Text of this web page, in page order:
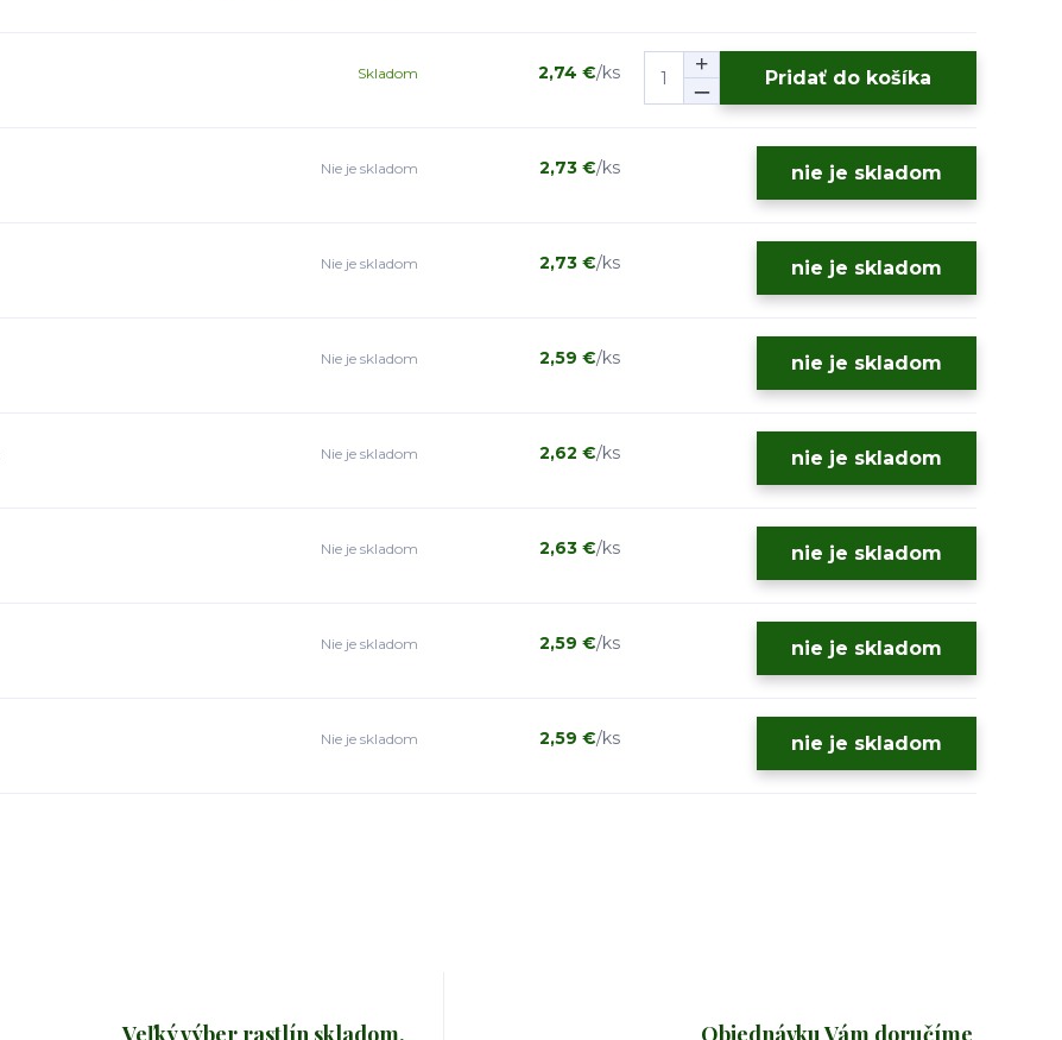
2,74 €/ks
Skladom Pridať do košíka
2,73 €/ks
Nie je skladom nie je skladom
2,73 €/ks
Nie je skladom nie je skladom
2,59 €/ks
Nie je skladom nie je skladom
2,62 €/ks
Nie je skladom nie je skladom
2,63 €/ks
Nie je skladom nie je skladom
2,59 €/ks
Nie je skladom nie je skladom
2,59 €/ks
Nie je skladom nie je skladom
Veľký výber rastlín skladom.
Objednávku Vám doručíme